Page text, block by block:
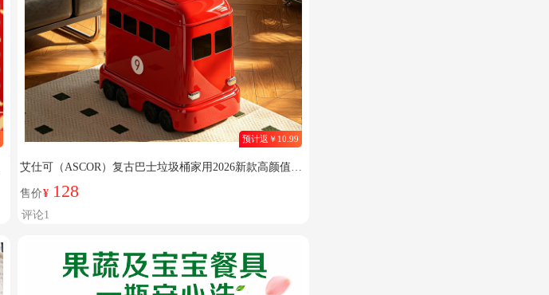
预计返￥10.99
艾仕可（ASCOR）复古巴士垃圾桶家用2026新款高颜值客
厅卧室卫生间带盖可移动夹缝 汽车款/复古红【可移动|密
售价¥ 128
评论1